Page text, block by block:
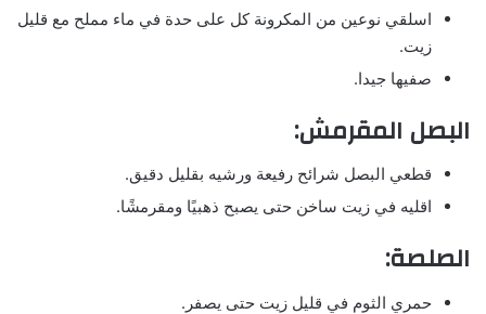
اسلقي نوعين من المكرونة كل على حدة في ماء مملح مع قليل
زيت.
صفيها جيدا.
البصل المقرمش:
قطعي البصل شرائح رفيعة ورشيه بقليل دقيق.
اقليه في زيت ساخن حتى يصبح ذهبيًا ومقرمشًا.
الصلصة:
حمري الثوم في قليل زيت حتى يصفر.